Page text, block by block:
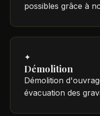
possibles grâce à
✦
Démolition
Démolition
évacuation des